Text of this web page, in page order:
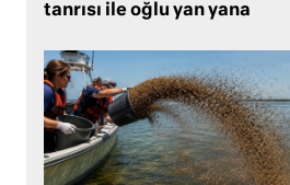
tanrısı ile oğlu yan yana